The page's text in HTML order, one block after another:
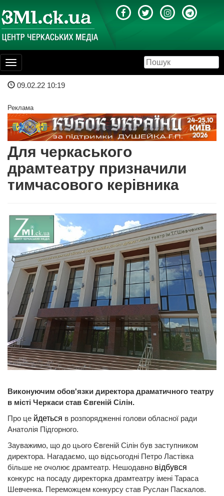
Toggle
navigation
09.02.22 10:19
Реклама
Для черкаського
драмтеатру призначили
тимчасового керівника
Виконуючим обов'язки директора драматичного театру
в місті Черкаси став Євгеній Сілін.
Про це йдеться в розпорядженні голови обласної ради
Анатолія Підгорного.
Зауважимо, що до цього Євгеній Сілін був заступником
директора. Нагадаємо, що відсьогодні Петро Ластівка
більше не очолює драмтеатр. Нешодавно відбувся
конкурс на посаду директорка драмтеатру імені Тараса
Шевченка. Переможцем конкурсу став Руслан Паскалов.